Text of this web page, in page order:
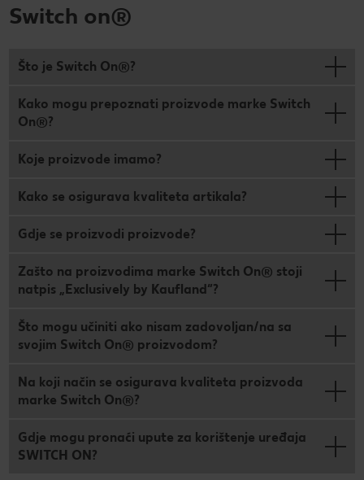
Switch on®
Što je Switch On®?
Kako mogu prepoznati proizvode marke Switch
On®?
Koje proizvode imamo?
Kako se osigurava kvaliteta artikala?
Gdje se proizvodi proizvode?
Zašto na proizvodima marke Switch On® stoji
natpis „Exclusively by Kaufland“?
Što mogu učiniti ako nisam zadovoljan/na sa
svojim Switch On® proizvodom?
Na koji način se osigurava kvaliteta proizvoda
marke Switch On®?
Gdje mogu pronaći upute za korištenje uređaja
SWITCH ON?